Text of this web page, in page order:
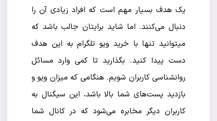
یک هدف بسیار مهم است که افراد زیادی آن را
دنبال می‌کنند. اما شاید برایتان جالب باشد که
میتوانید تنها با خرید ویو تلگرام به این هدف
دست پیدا کنید. بگذارید تا کمی وارد مسائل
روانشناسی کاربران شویم. هنگامی که میزان ویو و
بازدید پست‌های شما بالا باشد، این سیگنال به
کاربران دیگر مخابره می‌شود که در کانال شما